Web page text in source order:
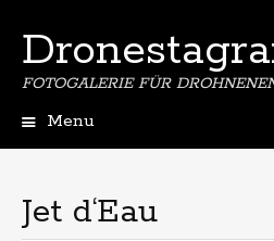
FOTOGALERIE FÜR
Menu
Jet d‘Eau